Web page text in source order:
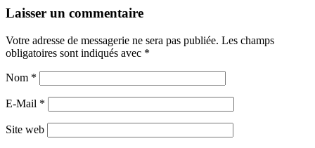
Laisser un commentaire
Votre adresse de messagerie ne sera pas publiée. Les champs
obligatoires sont indiqués avec *
Nom *
E-Mail *
Site web